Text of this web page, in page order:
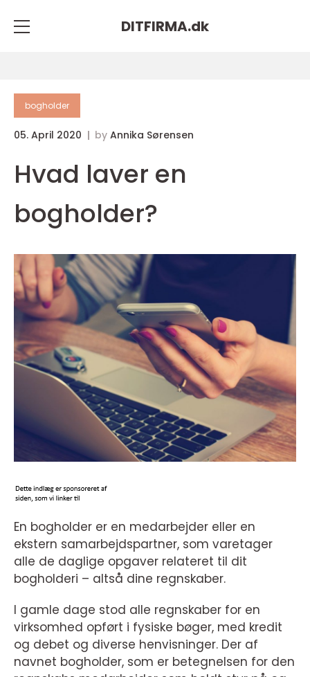
DITFIRMA.dk
bogholder
05. April 2020 by Annika Sørensen
Hvad laver en
bogholder?
En bogholder er en medarbejder eller en
ekstern samarbejdspartner, som varetager
alle de daglige opgaver relateret til dit
bogholderi – altså dine regnskaber.
I gamle dage stod alle regnskaber for en
virksomhed opført i fysiske bøger, med kredit
og debet og diverse henvisninger. Der af
navnet bogholder, som er betegnelsen for den